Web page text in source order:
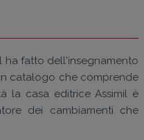
ha fatto dell'insegnamento
catalogo che comprende
la casa editrice Assimil è
dei cambiamenti che